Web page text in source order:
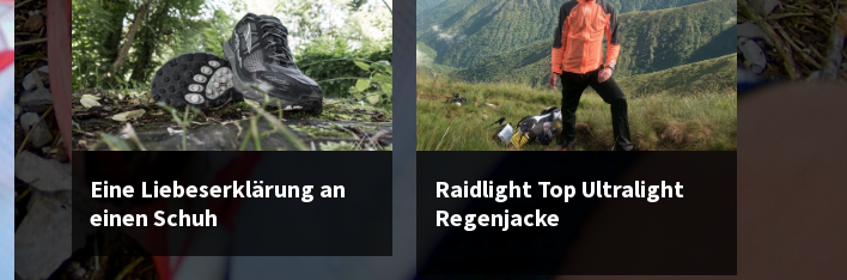
Eine Liebeserklärung an
einen Schuh
Raidlight Top Ultralight
Regenjacke